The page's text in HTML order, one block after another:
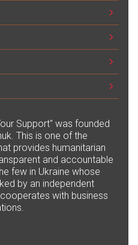
Support" was founded
This is one of the
provides humanitarian
and accountable
few in Ukraine whose
by an independent
with business